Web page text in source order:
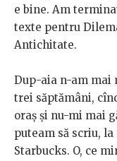
e bine. Am
texte pentru
Antichitate.
Dup-aia n-am mai
trei săptămâni,
oraș și nu-mi mai
puteam să scriu,
Starbucks. O, ce